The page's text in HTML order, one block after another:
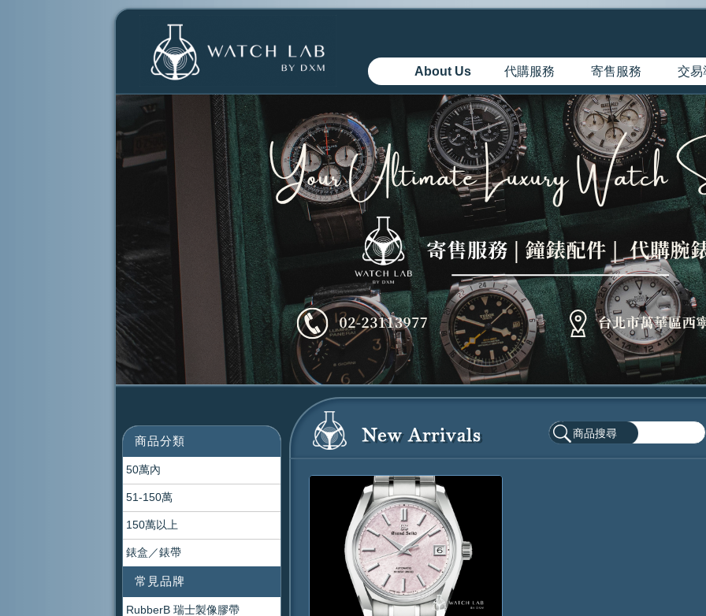
About Us 代購服務 寄售服務 交易
商品分類
50萬內
51-150萬
150萬以上
錶盒／錶帶
常見品牌
RubberB 瑞士製像膠帶